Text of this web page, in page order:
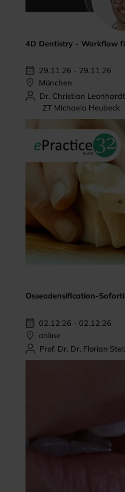
4D Dentistry - Workflow
29.11.26 - 29.11.26
München
Dr. Christian Leonhardt
ZT Michaela Heubeck
Osseodensification-
02.12.26 - 02.12.26
online
Prof. Dr. Dr. Florian